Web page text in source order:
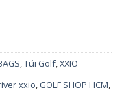
,Túi Golf,XXIO
xxio, GOLF SHOP HCM,